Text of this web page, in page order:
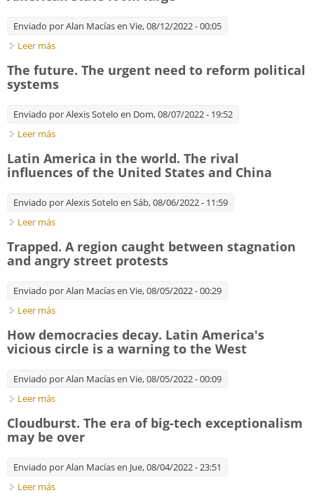
Enviado porAlan Macíasen Vie, 08/12/2022 - 00:05
Leer más
The future. The urgent need to reform political
systems
Enviado porAlexis Sotelo en Dom, 08/07/2022 - 19:52
Leer más
Latin America in the world. The rival
influences of the United States and China
Enviado porAlexis Sotelo en Sáb, 08/06/2022 - 11:59
Leer más
Trapped. A region caught between stagnation
and angry street protests
Enviado porAlan Macíasen Vie, 08/05/2022 - 00:29
Leer más
How democracies decay. Latin America's
vicious circle is a warning to the West
Enviado porAlan Macíasen Vie, 08/05/2022 - 00:09
Leer más
Cloudburst. The era of big-tech exceptionalism
may be over
Enviado porAlan Macíasen Jue, 08/04/2022 - 23:51
Leer más